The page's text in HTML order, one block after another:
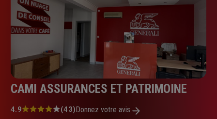
CAMI ASSURANCES ET PATRIMOINE
Note
4.9 (43)Donnez votre avis